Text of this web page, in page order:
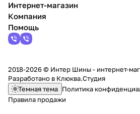
Интернет-магазин
Компания
Помощь
2018-2026 © Интер Шины - интернет-
Разработано в Клюква.Студия
Темная тема Политика
Правила продажи